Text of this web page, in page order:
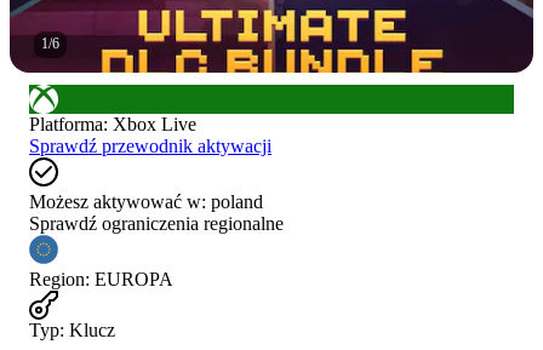
1/6
Platforma: Xbox Live
Sprawdź przewodnik aktywacji
Możesz aktywować w: poland
Sprawdź ograniczenia regionalne
Region: EUROPA
Typ: Klucz